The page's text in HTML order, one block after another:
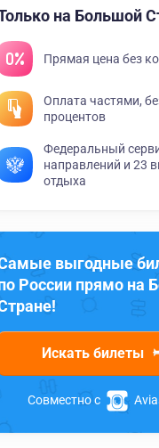
на Большой
Прямая цена без
Оплата частями,
процентов
Федеральный
направлений и 23
отдыха
выгодные
России прямо на
Искать билеты
Совместно с